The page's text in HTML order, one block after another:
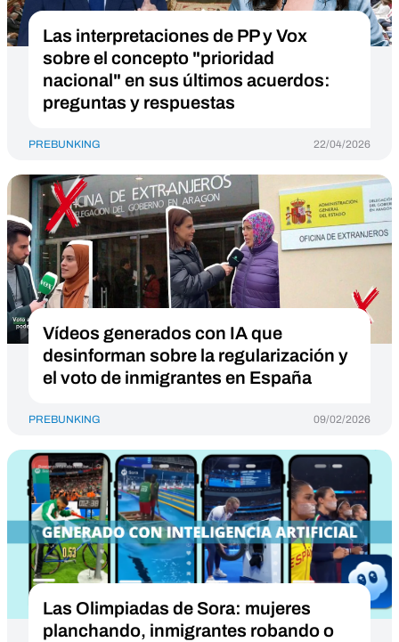
Las interpretaciones de PP y Vox
sobre el concepto "prioridad
nacional" en sus últimos acuerdos:
preguntas y respuestas
PREBUNKING 22/04/2026
Vídeos generados con IA que
desinforman sobre la regularización y
el voto de inmigrantes en España
PREBUNKING 09/02/2026
Las Olimpiadas de Sora: mujeres
planchando, inmigrantes robando o